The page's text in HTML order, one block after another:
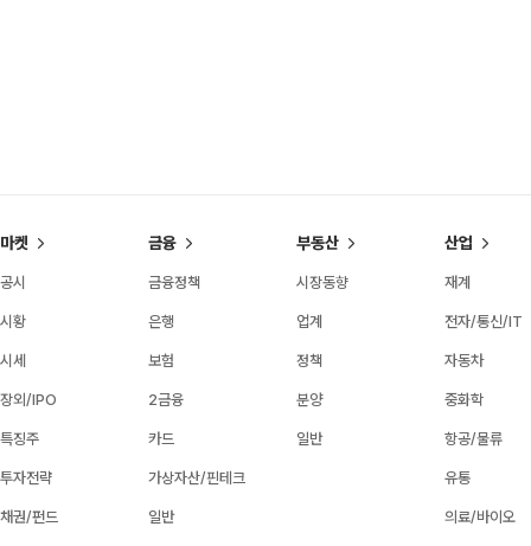
마켓
공시
시황
시세
장외/IPO
특징주
투자전략
채권/펀드
금융
금융정책
은행
보험
2금융
카드
가상자산/핀테크
일반
부동산
시장동향
업계
정책
분양
일반
산업
재계
전자/통신/IT
자동차
중화학
항공/물류
유통
의료/바이오